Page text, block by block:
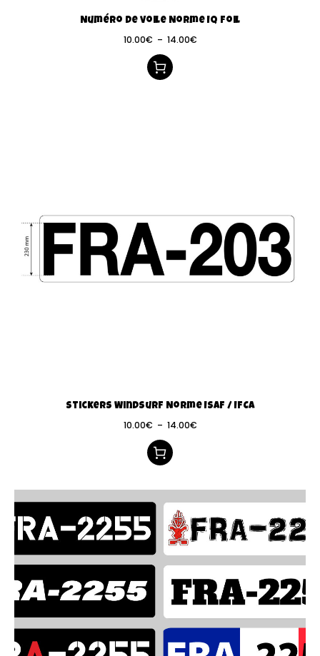
Numéro de voile Norme IQ Foil
10.00€ – 14.00€
Stickers Windsurf Norme ISAF / IFCA
10.00€ – 14.00€